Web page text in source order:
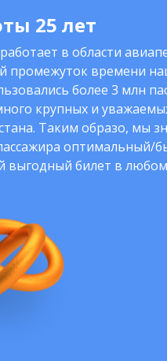
25 лет
в области
промежуток времени
более 3 млн
крупных и
Таким образо, мы
оптимальный/
выгодный билет в любом